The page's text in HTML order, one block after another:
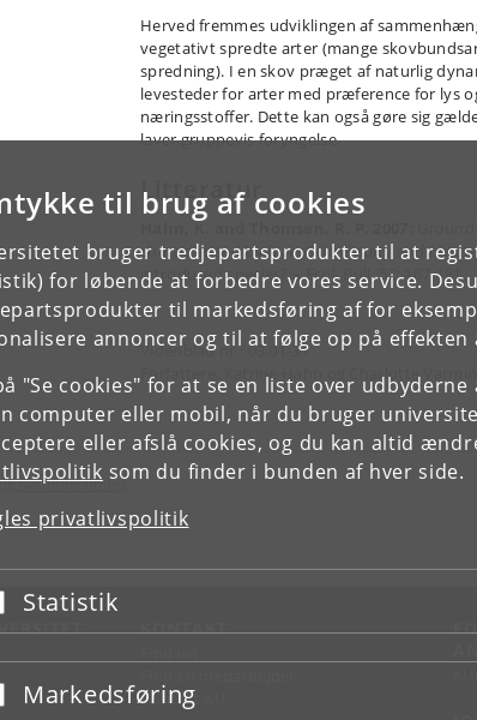
til brug af cookies
bruger tredjepartsprodukter til at
for løbende at forbedre vores service.
til markedsføring af for
annoncer og til at følge op på effekten
"Se cookies" for at se en liste over
computer eller mobil, når du bruger
eller afslå cookies, og du kan altid
som du finder i bunden af hver side.
privatlivspolitik
Acceptér eller afslå
Statistik
Acceptér eller afslå
Markedsføring
Herved fremmes udviklingen af
vegetativt spredte arter (mange
spredning). I en skov præget af naturlig
levesteder for arter med præference for lys
næringsstoffer. Dette kan også gøre sig
laver gruppevis foryngelse.
Litteratur
Hahn, K. and Thomsen, R. P. 2007:
characterized by forest continuity and
introduced species? – Ecol. Bull. 52: 167-181.
Videnblad nr.: 03.01-31
Forfattere: Katrine Hahn og Charlotte
Naturforvaltning
KONTAKT
Kontakt KU